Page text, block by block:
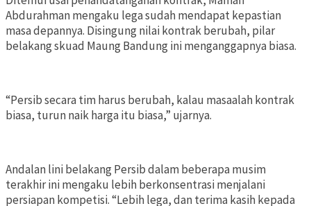
Abdurahman mengaku lega sudah mendapat kepastian
masa depannya. Disingung nilai kontrak berubah, pilar
belakang skuad Maung Bandung ini menganggapnya biasa.
“Persib secara tim harus berubah, kalau masaalah kontrak
biasa, turun naik harga itu biasa,” ujarnya.
Andalan lini belakang Persib dalam beberapa musim
terakhir ini mengaku lebih berkonsentrasi menjalani
persiapan kompetisi. “Lebih lega, dan terima kasih kepada